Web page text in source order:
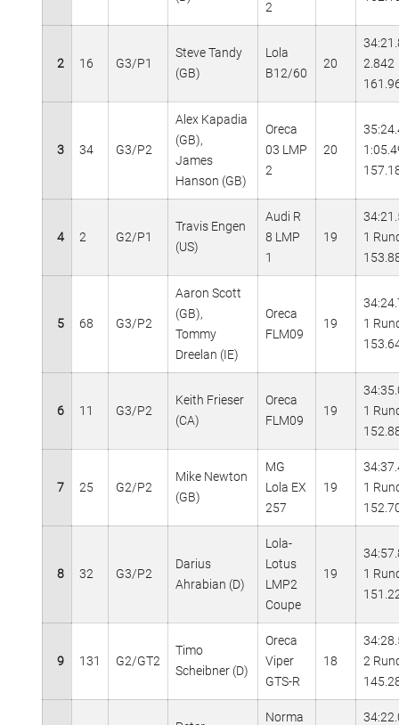
2
2 16 G3/P1
Steve Tandy
(GB)
Lola
B12/60
20
2.842
3 34 G3/P2
Alex Kapadia
(GB),
James
Hanson (GB)
Oreca
03 LMP
2
20
4 2 G2/P1
Travis Engen
(US)
Audi R
8 LMP
1
19
1
5 68 G3/P2
Aaron Scott
(GB),
Tommy
Dreelan (IE)
Oreca
FLM09
19
1
6 11 G3/P2
Keith Frieser
(CA)
Oreca
FLM09
19
1
7 25 G2/P2
Mike Newton
(GB)
MG
Lola EX
257
19
1
8 32 G3/P2
Darius
Ahrabian (D)
Lola-
Lotus
LMP2
Coupe
19
1
9 131 G2/GT2
Timo
Scheibner (D)
Oreca
Viper
GTS-R
18
2
Norma